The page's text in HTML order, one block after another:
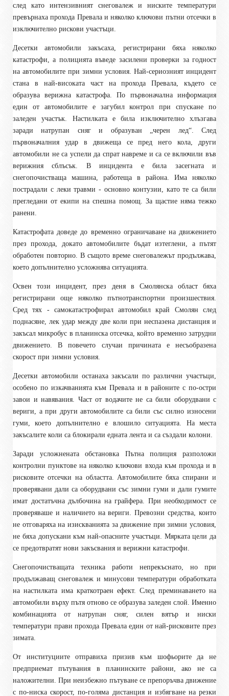
след като интензивният снеговалеж и ниските температури
превърнаха прохода Превала и няколко ключови пътни отсечки в
изключително рискови участъци.
Десетки автомобили закъсаха, регистрирани бяха няколко
катастрофи, а полицията въведе засилени проверки за годност
на автомобилите при зимни условия. Най-сериозният инцидент
стана в най-високата част на прохода Превала, където се
образува верижна катастрофа. По първоначална информация
един от автомобилите е загубил контрол при спускане по
заледен участък. Настилката е била изключително хлъзгава
заради натрупан сняг и образуван „черен лед“. След
първоначалния удар в движеща се пред него кола, други
автомобили не са успели да спрат навреме и са се включили във
верижния сблъсък. В инцидента е била засегната и
снегопочистваща машина, работеща в района. Има няколко
пострадали с леки травми - основно контузии, като те са били
прегледани от екипи на спешна помощ. За щастие няма тежко
ранени.
Катастрофата доведе до временно ограничаване на движението
през прохода, докато автомобилите бъдат изтеглени, а пътят
обработен повторно. В същото време снеговалежът продължава,
което допълнително усложнява ситуацията.
Освен този инцидент, през деня в Смолянска област бяха
регистрирани още няколко пътнотранспортни произшествия.
Сред тях - самокатастрофирал автомобил край Смолян след
поднасяне, лек удар между две коли при неспазена дистанция и
закъсал микробус в планинска отсечка, който временно затрудни
движението. В повечето случаи причината е несъобразена
скорост при зимни условия.
Десетки автомобили останаха закъсали по различни участъци,
особено по изкачванията към Превала и в районите с по-остри
завои и навявания. Част от водачите не са били оборудвани с
вериги, а при други автомобилите са били със силно износени
гуми, което допълнително е влошило ситуацията. На места
закъсалите коли са блокирали едната лента и са създали колони.
Заради усложнената обстановка Пътна полиция разположи
контролни пунктове на няколко ключови входа към прохода и в
рисковите отсечки на областта. Автомобилите бяха спирани и
проверявани дали са оборудвани със зимни гуми и дали гумите
имат достатъчна дълбочина на грайфера. При необходимост се
проверяваше и наличието на вериги. Превозни средства, които
не отговаряха на изискванията за движение при зимни условия,
не бяха допускани към най-опасните участъци. Мярката цели да
се предотвратят нови закъсвания и верижни катастрофи.
Снегопочистващата техника работи непрекъснато, но при
продължаващ снеговалеж и минусови температури обработката
на настилката има краткотраен ефект. След преминаването на
автомобили върху пътя отново се образува заледен слой. Именно
комбинацията от натрупан сняг, силен вятър и ниски
температури прави прохода Превала един от най-рисковите през
зимата.
От институциите отправиха призив към шофьорите да не
предприемат пътувания в планинските райони, ако не са
наложителни. При неизбежно пътуване се препоръчва движение
с по-ниска скорост, по-голяма дистанция и избягване на резки